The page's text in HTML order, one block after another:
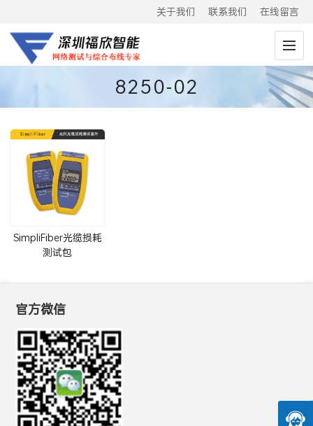
关于我们 联系我们 在线留言
8250-02
SimpliFiber光缆损耗
测试包
04)
官方微信